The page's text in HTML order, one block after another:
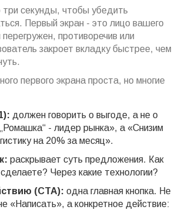
три секунды, чтобы убедить
Первый экран - это лицо вашего
противоречив или
закроет вкладку быстрее, чем
первого экрана проста, но многие
должен говорить о выгоде, а не о
- лидер рынка», а «Снизим
на 20% за месяц».
раскрывает суть предложения. Как
Через какие технологии?
(CTA): одна главная кнопка. Не
«Написать», а конкретное действие: